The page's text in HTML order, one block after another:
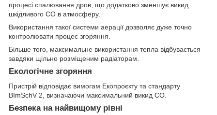
процесі спалювання дров, що додатково зменшує викид
шкідливого СО в атмосферу.
Використання такої системи аерації дозволяє дуже точно
контролювати процес згоряння.
Більше того, максимальне використання тепла відбувається
завдяки щільно розміщеним радіаторам.
Екологічне згоряння
Пристрій відповідає вимогам Екопроєкту та стандарту
BImSchV 2, визначаючи максимальний викид CO.
Безпека на найвищому рівні